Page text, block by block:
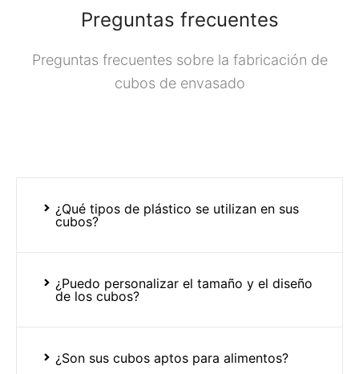
Preguntas frecuentes
Preguntas frecuentes sobre la fabricación de
cubos de envasado
¿Qué tipos de plástico se utilizan en sus
cubos?
¿Puedo personalizar el tamaño y el diseño
de los cubos?
¿Son sus cubos aptos para alimentos?